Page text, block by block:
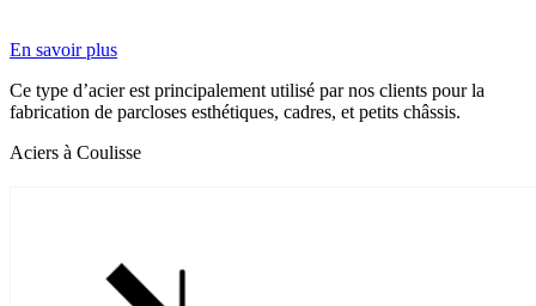
En savoir plus
Ce type d’acier est principalement utilisé par nos clients pour la
fabrication de parcloses esthétiques, cadres, et petits châssis.
Aciers à Coulisse